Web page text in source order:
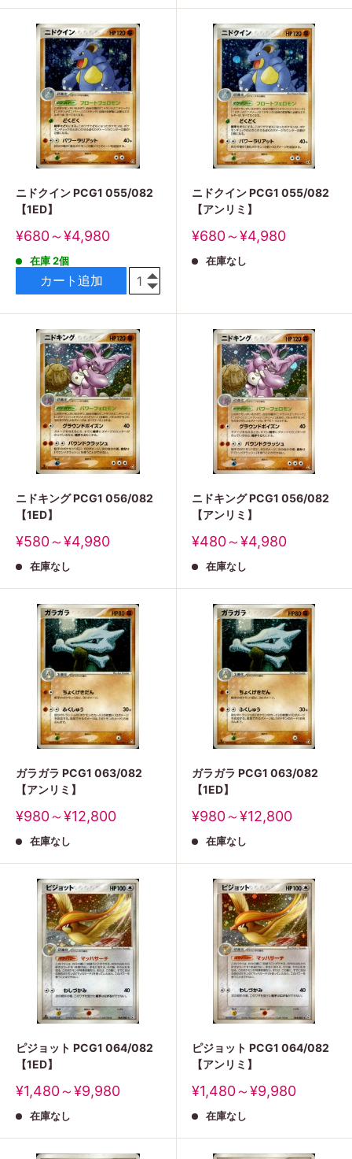
ニドクイン PCG1 055/082
【1ED】
販
価
¥680～¥4,980
在庫 2個
カート追加
ニドクイン PCG1 055/082
【アンリミ】
販
価
¥680～¥4,980
在庫なし
ニドキング PCG1 056/082
【1ED】
販
価
¥580～¥4,980
在庫なし
ニドキング PCG1 056/082
【アンリミ】
販
価
¥480～¥4,980
在庫なし
ガラガラ PCG1 063/082
【アンリミ】
販
価
¥980～¥12,800
在庫なし
ガラガラ PCG1 063/082
【1ED】
販
価
¥980～¥12,800
在庫なし
ピジョット PCG1 064/082
【1ED】
販
価
¥1,480～¥9,980
在庫なし
ピジョット PCG1 064/082
【アンリミ】
販
価
¥1,480～¥9,980
在庫なし